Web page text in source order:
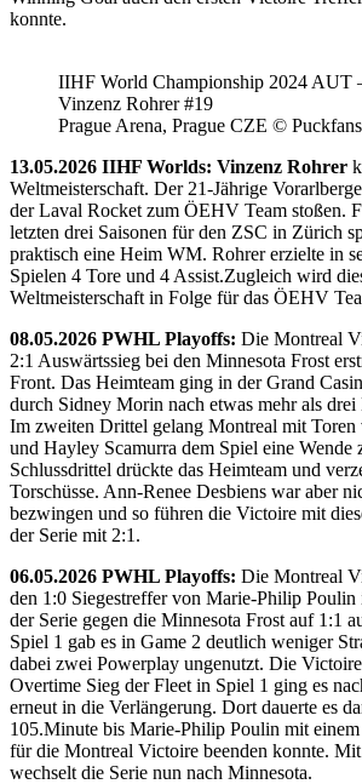
konnte.
IIHF World Championship 2024 AUT
Vinzenz Rohrer #19
Prague Arena, Prague CZE ©
13.05.2026 IIHF Worlds: Vinzenz Rohrer
Weltmeisterschaft. Der 21-Jährige
der Laval Rocket zum ÖEHV Team stoßen.
letzten drei Saisonen für den ZSC in Zürich
praktisch eine Heim WM. Rohrer erzielte in
Spielen 4 Tore und 4 Assist.Zugleich wird
Weltmeisterschaft in Folge für das ÖEHV
08.05.2026 PWHL Playoffs: Die Montreal
2:1 Auswärtssieg bei den Minnesota Frost
Front. Das Heimteam ging in der Grand
durch Sidney Morin nach etwas mehr als
Im zweiten Drittel gelang Montreal mit
und Hayley Scamurra dem Spiel eine Wende
Schlussdrittel drückte das Heimteam und
Torschüsse. Ann-Renee Desbiens war aber
bezwingen und so führen die Victoire mit
der Serie mit 2:1.
06.05.2026 PWHL Playoffs: Die Montreal
den 1:0 Siegestreffer von Marie-Philip
der Serie gegen die Minnesota Frost auf 1:1
Spiel 1 gab es in Game 2 deutlich weniger
dabei zwei Powerplay ungenutzt. Die
Overtime Sieg der Fleet in Spiel 1 ging es
erneut in die Verlängerung. Dort dauerte es
105.Minute bis Marie-Philip Poulin mit
für die Montreal Victoire beenden konnte.
wechselt die Serie nun nach Minnesota.